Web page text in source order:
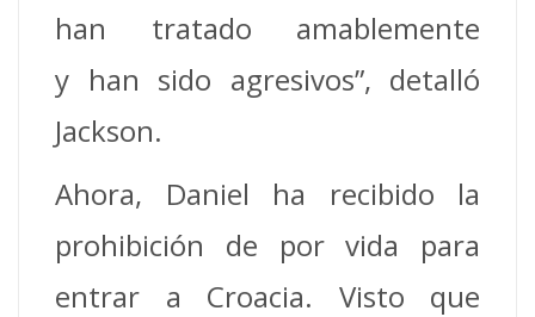
han tratado amablemente
y han sido agresivos”, detalló
Jackson.
Ahora, Daniel ha recibido la
prohibición de por vida para
entrar a Croacia. Visto que